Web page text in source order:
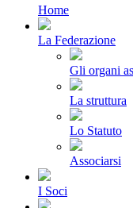
Home
La Federazione
Gli organi
La struttura
Lo Statuto
Associarsi
I Soci